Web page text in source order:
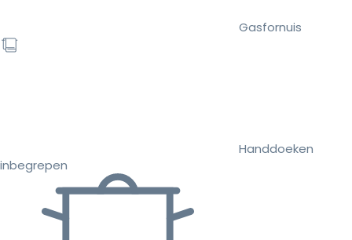
Gasfornuis
Handdoeken
inbegrepen